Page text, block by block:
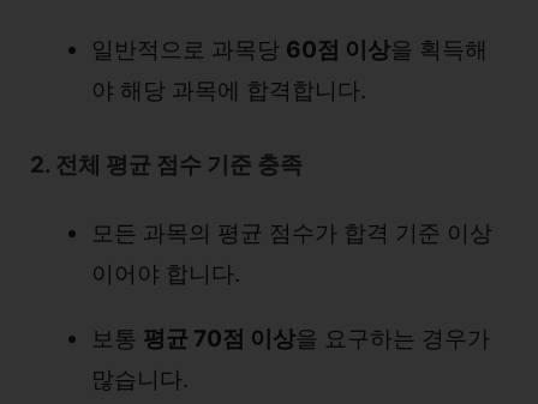
일반적으로 과목당 60점 이상을 획득해
야 해당 과목에 합격합니다.
2. 전체 평균 점수 기준 충족
모든 과목의 평균 점수가 합격 기준 이상
이어야 합니다.
보통 평균 70점 이상을 요구하는 경우가
많습니다.